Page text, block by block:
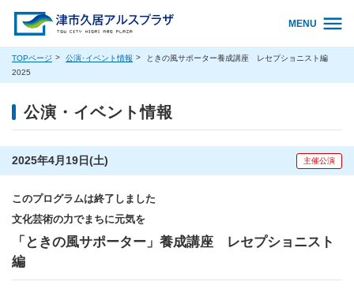
MENU
TOPページ 公演･イベント情報
ときの風サポーター養成講座 レセプショニスト編
2025
公演・イベント情報
2025年4月19日(土) 主催公演
このプログラムは終了しました
文化芸術の力でまちに元気を
「ときの風サポーター」養成講座 レセプショニスト
編